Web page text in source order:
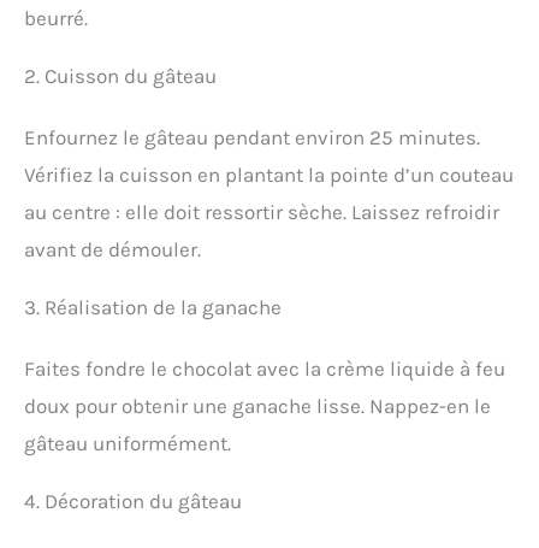
beurré.
2. Cuisson du gâteau
Enfournez le gâteau pendant environ 25 minutes.
Vérifiez la cuisson en plantant la pointe d’un couteau
au centre : elle doit ressortir sèche. Laissez refroidir
avant de démouler.
3. Réalisation de la ganache
Faites fondre le chocolat avec la crème liquide à feu
doux pour obtenir une ganache lisse. Nappez-en le
gâteau uniformément.
4. Décoration du gâteau